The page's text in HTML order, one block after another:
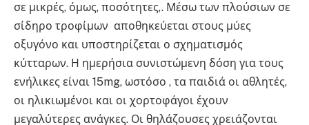
σε μικρές, όμως, ποσότητες,. Μέσω των πλούσιων σε
σίδηρο τροφίμων αποθηκεύεται στους μύες
οξυγόνο και υποστηρίζεται ο σχηματισμός
κύτταρων. Η ημερήσια συνιστώμενη δόση για τους
ενήλικες είναι 15mg, ωστόσο , τα παιδιά οι αθλητές,
οι ηλικιωμένοι και οι χορτοφάγοι έχουν
μεγαλύτερες ανάγκες. Οι θηλάζουσες χρειάζονται